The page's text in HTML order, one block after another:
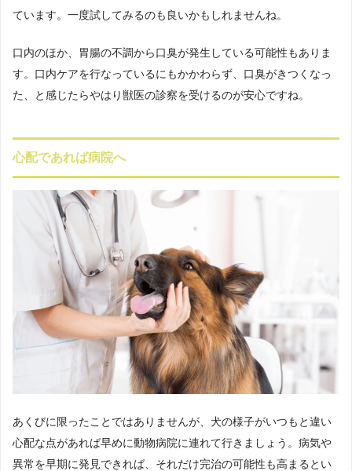
ています。一度試してみるのも良いかもしれませんね。
口内のほか、胃腸の不調から口臭が発生している可能性もありま
す。口内ケアを行なっているにもかかわらず、口臭がきつくなっ
た、と感じたらやはり獣医の診察を受けるのが安心ですね。
心配であれば病院へ
あくびに限ったことではありませんが、犬の様子がいつもと違い
心配な点があれば早めに動物病院に連れて行きましょう。病気や
異常を早期に発見できれば、それだけ完治の可能性も高まるとい